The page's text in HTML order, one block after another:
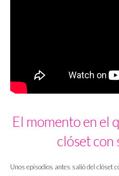
El momento en el
clóset con
Unos episodios antes salió del clóset